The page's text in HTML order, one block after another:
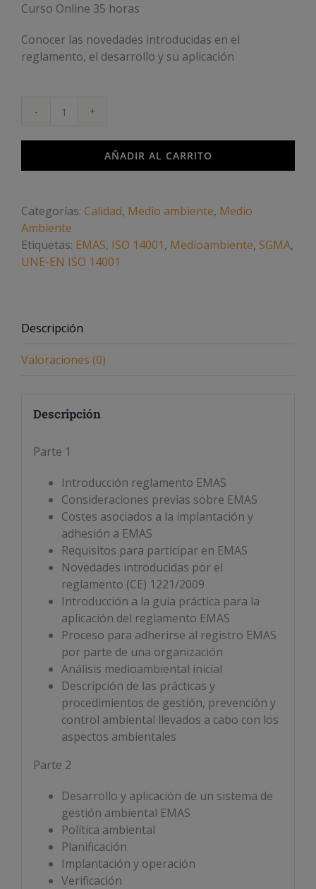
Curso Online 35 horas
Conocer las novedades introducidas en el
reglamento, el desarrollo y su aplicación
Implantación
14001
AÑADIR AL CARRITO
Categorías: Calidad, Medio ambiente, Medio
Ambiente
Etiquetas: EMAS, ISO 14001, Medioambiente, SGMA,
UNE-EN ISO 14001
Descripción
Valoraciones (0)
Descripción
Parte 1
Introducción reglamento EMAS
Consideraciones previas sobre EMAS
Costes asociados a la implantación y
adhesión a EMAS
Requisitos para participar en EMAS
Novedades introducidas por el
reglamento (CE) 1221/2009
Introducción a la guía práctica para la
aplicación del reglamento EMAS
Proceso para adherirse al registro EMAS
por parte de una organización
Análisis medioambiental inicial
Descripción de las prácticas y
procedimientos de gestión, prevención y
control ambiental llevados a cabo con los
aspectos ambientales
Parte 2
Desarrollo y aplicación de un sistema de
gestión ambiental EMAS
Política ambiental
Planificación
Implantación y operación
Verificación